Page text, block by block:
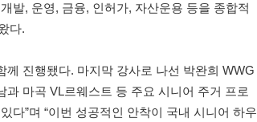
발, 운영, 금융, 인허가, 자산운용 등을 종합적
다.
진행됐다. 마지막 강사로 나선 박완희 WWG
과 마곡 VL르웨스트 등 주요 시니어 주거 프로
다”며 “이번 성공적인 안착이 국내 시니어 하우